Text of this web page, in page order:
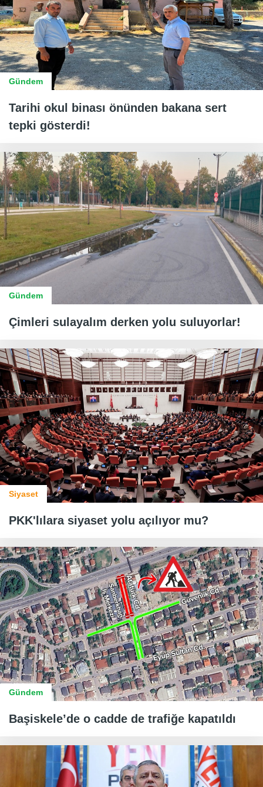
Gündem
Tarihi okul binası önünden bakana sert
tepki gösterdi!
Gündem
Çimleri sulayalım derken yolu suluyorlar!
Siyaset
PKK'lılara siyaset yolu açılıyor mu?
Gündem
Başiskele’de o cadde de trafiğe kapatıldı